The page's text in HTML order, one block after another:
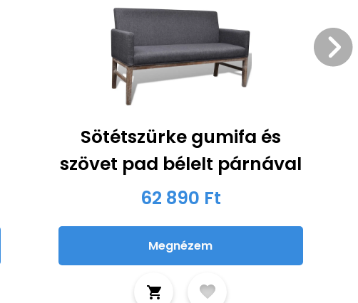
Sötétszürke gumifa és
szövet pad bélelt párnával
62 890 Ft
Megnézem